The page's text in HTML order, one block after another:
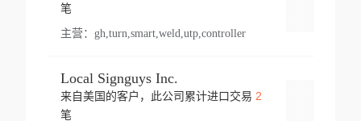
笔
主营： gh,turn,smart,weld,utp,controller
Local Signguys Inc.
来自美国的客户，此公司累计进口交易 2
笔